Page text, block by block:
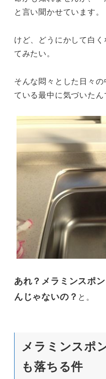
と言い聞かせています。
けど、どうにかして白
てみたい。
そんな悶々とした日々
ている最中に気づいたん
あれ？メラミンスポ
んじゃないの？ と。
メラミンスポ
も落ちる件